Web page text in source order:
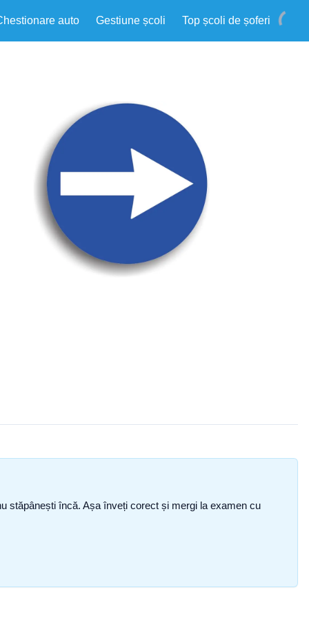
auto Gestiune școli Top școli de șoferi
stăpânești încă. Așa înveți corect și mergi la examen cu